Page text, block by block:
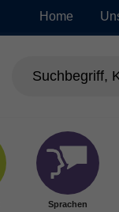
Home
Sprachen